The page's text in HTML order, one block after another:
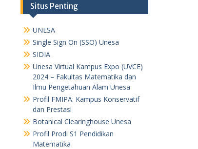
Situs Penting
UNESA
Single Sign On (SSO) Unesa
SIDIA
Unesa Virtual Kampus Expo (UVCE)
2024 – Fakultas Matematika dan
Ilmu Pengetahuan Alam Unesa
Profil FMIPA: Kampus Konservatif
dan Prestasi
Botanical Clearinghouse Unesa
Profil Prodi S1 Pendidikan
Matematika